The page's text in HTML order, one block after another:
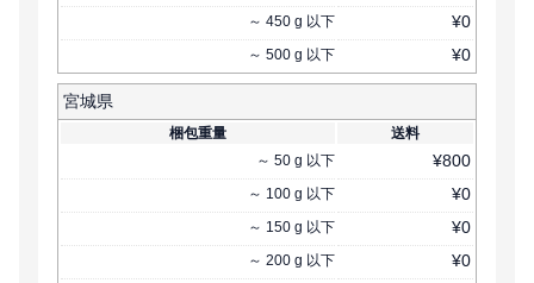
～ 450 g 以下 ¥0
～ 500 g 以下 ¥0
宮城県
梱包重量
送料
～ 50 g 以下 ¥800
～ 100 g 以下 ¥0
～ 150 g 以下 ¥0
～ 200 g 以下 ¥0